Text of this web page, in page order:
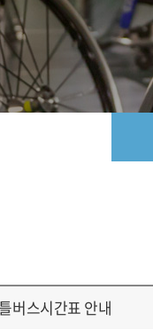
체육단체
오시는길
버스시간표 안내